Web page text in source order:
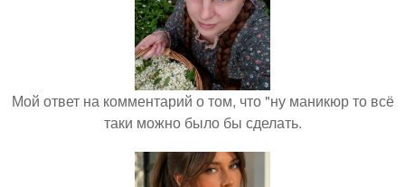
Мой ответ на комментарий о том, что "ну маникюр то всё
таки можно было бы сделать.